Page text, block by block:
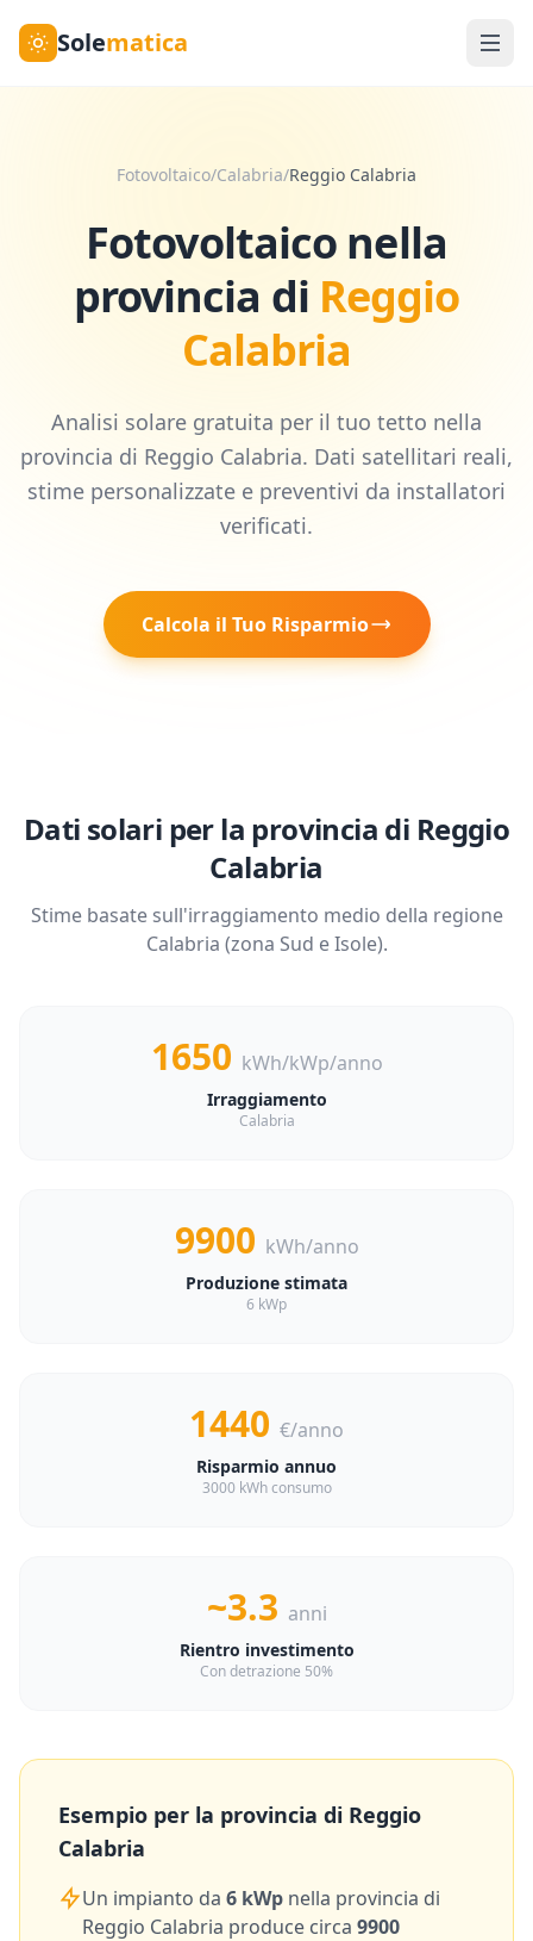
Solematica
Fotovoltaico/Calabria/Reggio Calabria
Fotovoltaico nella
provincia di Reggio
Calabria
Analisi solare gratuita per il tuo tetto nella
provincia di Reggio Calabria. Dati satellitari reali,
stime personalizzate e preventivi da installatori
verificati.
Calcola il Tuo Risparmio
Dati solari per la provincia di Reggio
Calabria
Stime basate sull'irraggiamento medio della regione
Calabria (zona Sud e Isole).
1650 kWh/kWp/anno
Irraggiamento
Calabria
9900 kWh/anno
Produzione stimata
6 kWp
1440 €/anno
Risparmio annuo
3000 kWh consumo
~3.3 anni
Rientro investimento
Con detrazione 50%
Esempio per la provincia di Reggio
Calabria
Un impianto da 6 kWp nella provincia di
Reggio Calabria produce circa 9900